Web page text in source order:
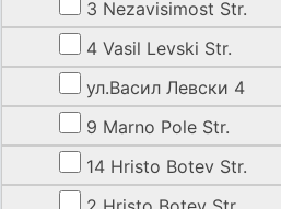
3 Nezavisimost Str.
4 Vasil Levski Str.
ул.Васил Левски 4
9 Marno Pole Str.
14 Hristo Botev Str.